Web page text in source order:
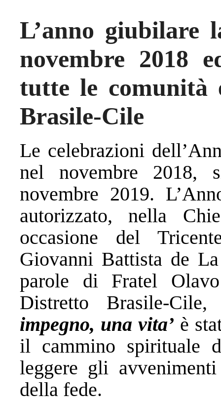
L’anno giubilare
novembre 2018
tutte le comunità
Brasile-Cile
Le celebrazioni
nel novembre 2018,
novembre 2019.
autorizzato, nella
occasione del
Giovanni Battista de
parole di Fratel
Distretto Brasile-
impegno, una vita’ è
il cammino spirituale
leggere gli
della fede.